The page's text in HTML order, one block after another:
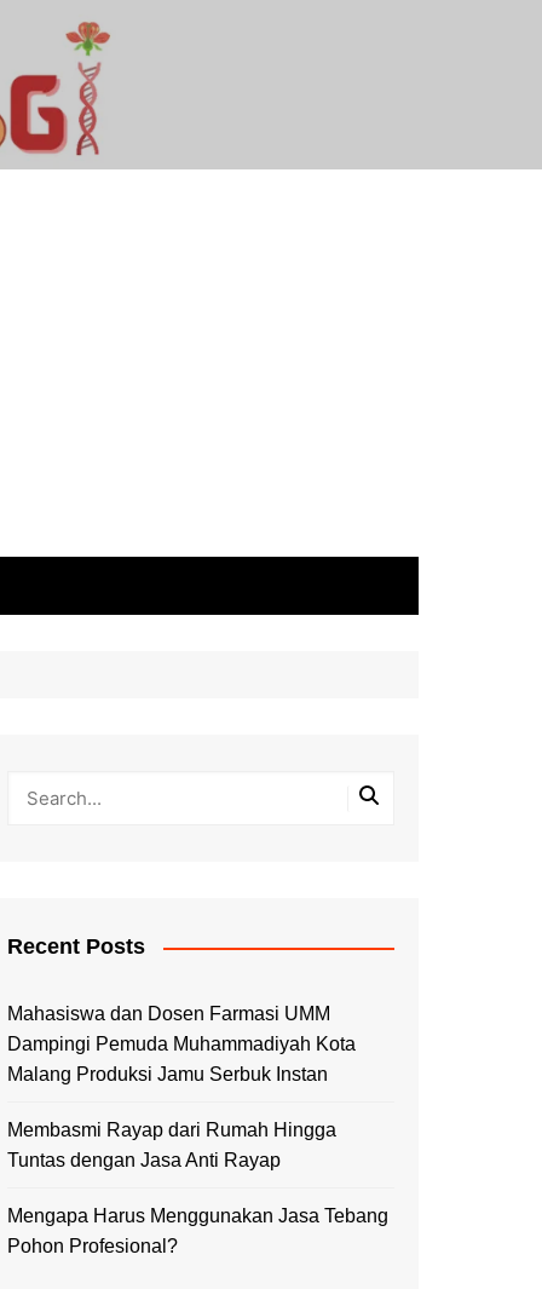
Recent Posts
Mahasiswa dan Dosen Farmasi UMM
Dampingi Pemuda Muhammadiyah Kota
Malang Produksi Jamu Serbuk Instan
Membasmi Rayap dari Rumah Hingga
Tuntas dengan Jasa Anti Rayap
Mengapa Harus Menggunakan Jasa Tebang
Pohon Profesional?